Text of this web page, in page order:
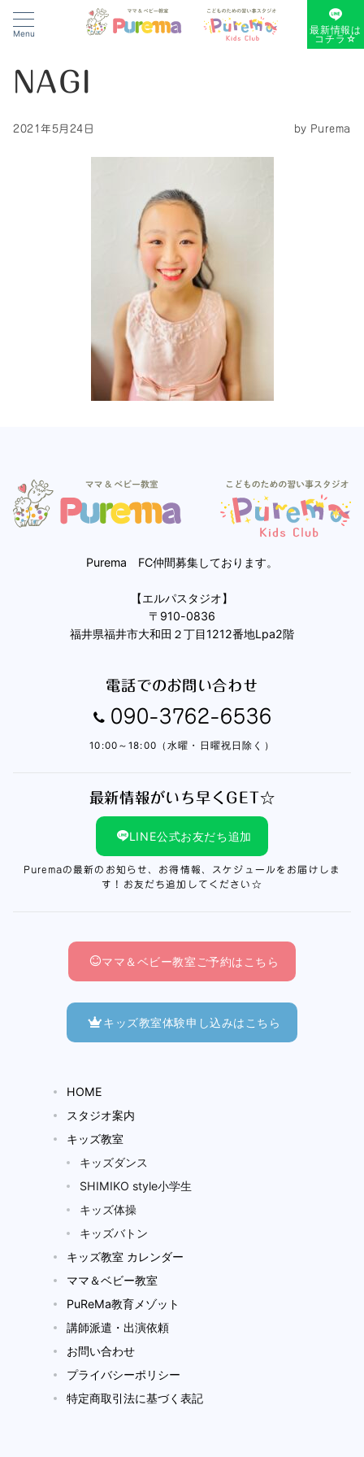
Menu 最新情報は
コチラ☆
NAGI
2021年5月24日 by Purema
Purema FC仲間募集しております。
【エルパスタジオ】
〒910-0836
福井県福井市大和田２丁目1212番地Lpa2階
電話でのお問い合わせ
090-3762-6536
10:00～18:00（水曜・日曜祝日除く）
最新情報がいち早くGET☆
LINE公式お友だち追加
Puremaの最新のお知らせ、お得情報、スケジュールをお届けしま
す！お友だち追加してください☆
ママ＆ベビー教室ご予約はこちら
キッズ教室体験申し込みはこちら
HOME
スタジオ案内
キッズ教室
キッズダンス
SHIMIKO style小学生
キッズ体操
キッズバトン
キッズ教室 カレンダー
ママ＆ベビー教室
PuReMa教育メゾット
講師派遣・出演依頼
お問い合わせ
プライバシーポリシー
特定商取引法に基づく表記